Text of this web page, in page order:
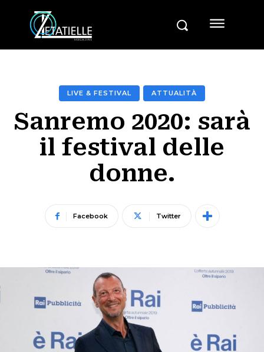
LIVE & FESTIVAL ATTUALITÀ
Sanremo 2020: sarà
il festival delle
donne.
Facebook Twitter